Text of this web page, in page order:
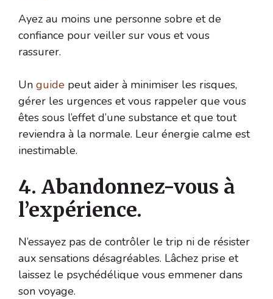
Ayez au moins une personne sobre et de
confiance pour veiller sur vous et vous
rassurer.
Un guide peut aider à minimiser les risques,
gérer les urgences et vous rappeler que vous
êtes sous l’effet d’une substance et que tout
reviendra à la normale. Leur énergie calme est
inestimable.
4. Abandonnez-vous à
l’expérience.
N’essayez pas de contrôler le trip ni de résister
aux sensations désagréables. Lâchez prise et
laissez le psychédélique vous emmener dans
son voyage.